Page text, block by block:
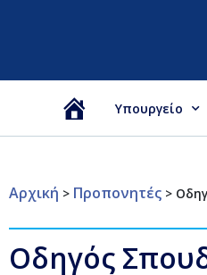
Αρχική
Υπουργείο
Αρχική > Προπονητές >
Οδηγός